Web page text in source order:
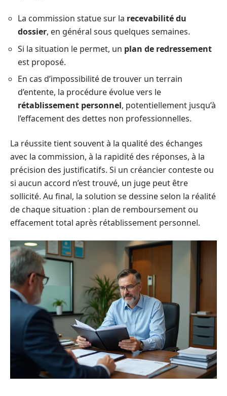
La commission statue sur la recevabilité du
dossier, en général sous quelques semaines.
Si la situation le permet, un plan de redressement
est proposé.
En cas d’impossibilité de trouver un terrain
d’entente, la procédure évolue vers le
rétablissement personnel, potentiellement jusqu’à
l’effacement des dettes non professionnelles.
La réussite tient souvent à la qualité des échanges
avec la commission, à la rapidité des réponses, à la
précision des justificatifs. Si un créancier conteste ou
si aucun accord n’est trouvé, un juge peut être
sollicité. Au final, la solution se dessine selon la réalité
de chaque situation : plan de remboursement ou
effacement total après rétablissement personnel.